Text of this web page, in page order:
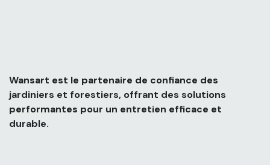
Wansart est le partenaire de confiance des
jardiniers et forestiers, offrant des solutions
performantes pour un entretien efficace et
durable.